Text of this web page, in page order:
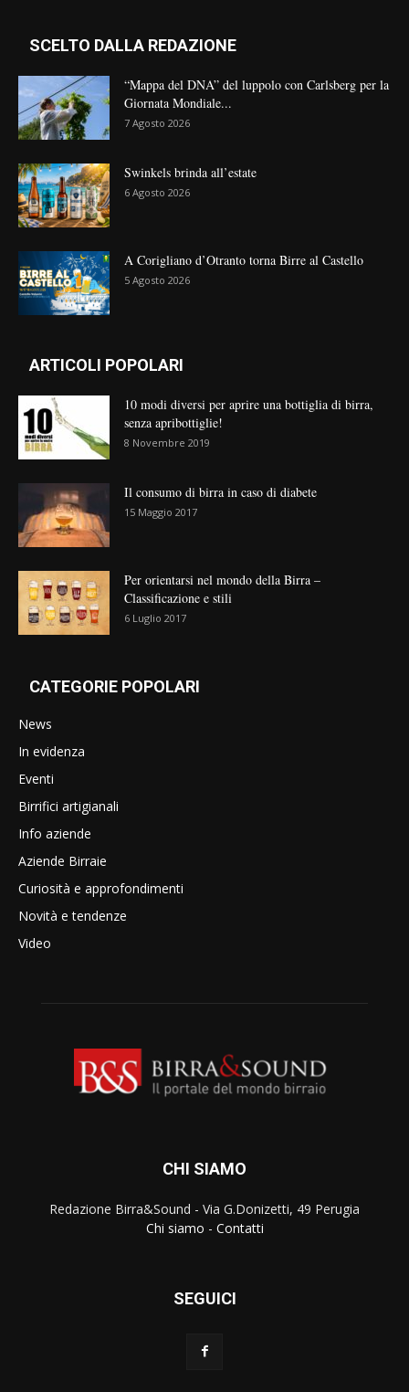
SCELTO DALLA REDAZIONE
“Mappa del DNA” del luppolo con Carlsberg per la
Giornata Mondiale...
7 Agosto 2026
Swinkels brinda all’estate
6 Agosto 2026
A Corigliano d’Otranto torna Birre al Castello
5 Agosto 2026
ARTICOLI POPOLARI
10 modi diversi per aprire una bottiglia di birra,
senza apribottiglie!
8 Novembre 2019
Il consumo di birra in caso di diabete
15 Maggio 2017
Per orientarsi nel mondo della Birra –
Classificazione e stili
6 Luglio 2017
CATEGORIE POPOLARI
News
In evidenza
Eventi
Birrifici artigianali
Info aziende
Aziende Birraie
Curiosità e approfondimenti
Novità e tendenze
Video
CHI SIAMO
Redazione Birra&Sound - Via G.Donizetti, 49 Perugia
Chi siamo - Contatti
SEGUICI